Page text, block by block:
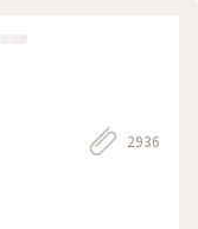
が🎐 陶器のブルーの
ぱり 美味しかったで
✨ 奥の中庭前の席が2
際に座る事ができま
ぞのcafe＆galleryは
時に足が向いてしま
2936